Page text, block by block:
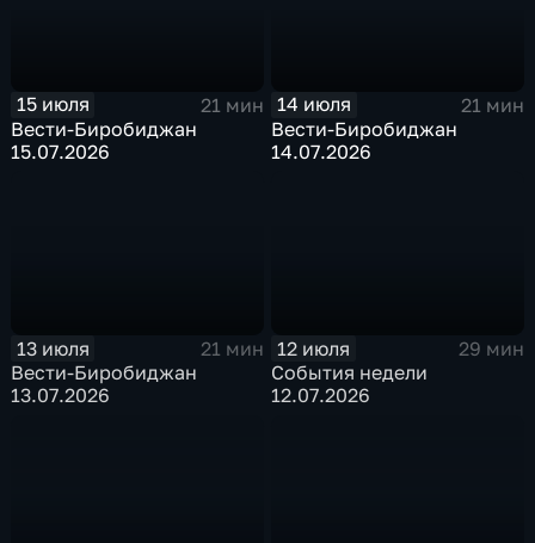
15 июля
21 мин
Вести-Биробиджан
15.07.2026
14 июля
21 мин
Вести-Биробиджан
14.07.2026
13 июля
21 мин
Вести-Биробиджан
13.07.2026
12 июля
29 мин
События недели
12.07.2026